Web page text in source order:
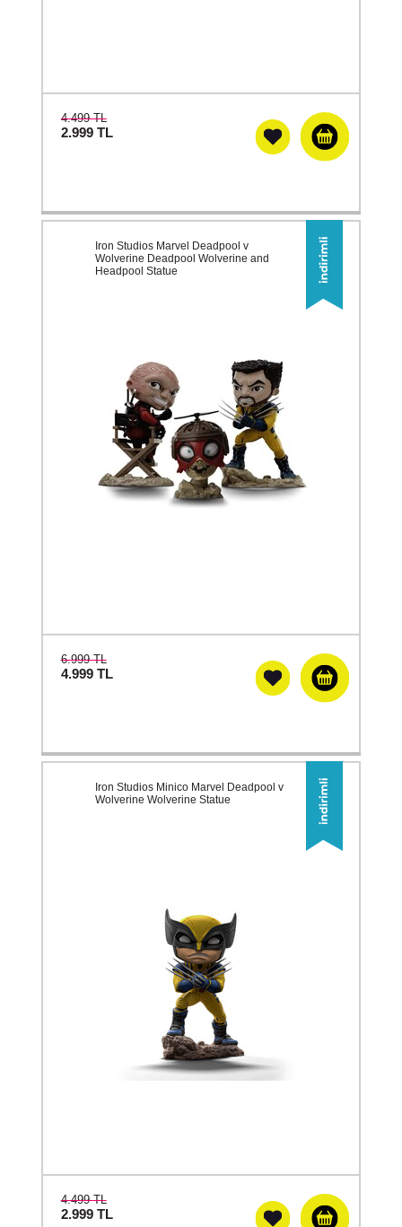
4.499 TL
2.999 TL
Iron Studios Marvel Deadpool v
Wolverine Deadpool Wolverine and
Headpool Statue
6.999 TL
4.999 TL
Iron Studios Minico Marvel Deadpool v
Wolverine Wolverine Statue
4.499 TL
2.999 TL